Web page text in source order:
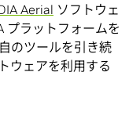
Aerial ソフトウェ
プラットフォームを
のツールを引き続
ウェアを利用する